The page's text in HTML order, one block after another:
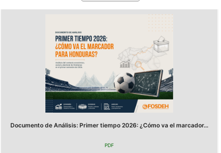
Documento de Análisis: Primer tiempo 2026: ¿Cómo va el marcador...
PDF